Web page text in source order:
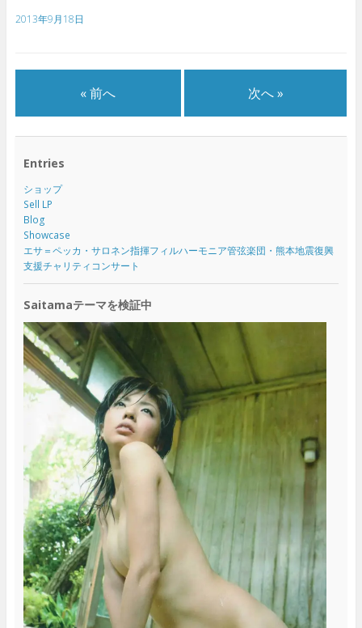
2013年9月18日
« 前へ 次へ »
Entries
ショップ
Sell LP
Blog
Showcase
エサ＝ペッカ・サロネン指揮フィルハーモニア管弦楽団・熊本地震復興
支援チャリティコンサート
Saitamaテーマを検証中